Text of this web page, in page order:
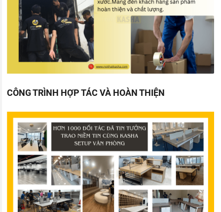
CÔNG TRÌNH HỢP TÁC VÀ HOÀN THIỆN